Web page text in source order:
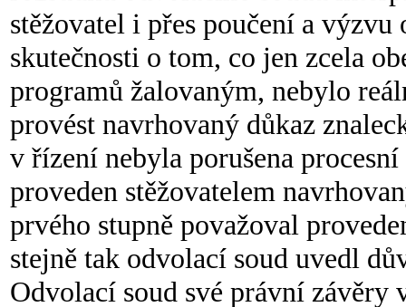
stěžovatel i přes poučení a
skutečnosti o tom, co jen zcela
programů žalovaným, nebylo
provést navrhovaný důkaz
v řízení nebyla porušena
proveden stěžovatelem
prvého stupně považoval
stejně tak odvolací soud uvedl
Odvolací soud své právní závěry